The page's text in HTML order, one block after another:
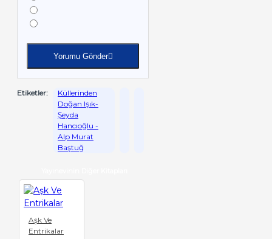
Yorumu Gönder
Etiketler:
Küllerinden
Doğan Işık-
Şeyda
Hancıoğlu -
Alp Murat
Baştuğ
Aşk Ve
Entrikalar